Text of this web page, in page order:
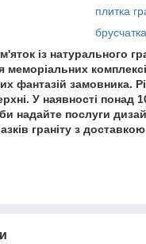
плитка
із натурального
меморіальних
фантазій замовника.
У наявності понад
надайте послуги
граніту з